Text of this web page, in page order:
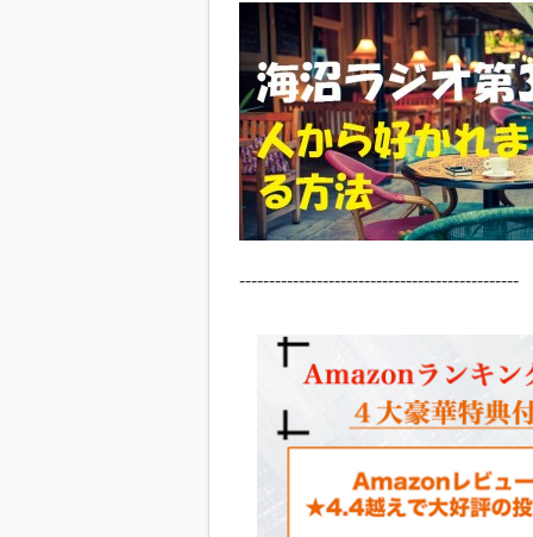
-----------------------------------------------